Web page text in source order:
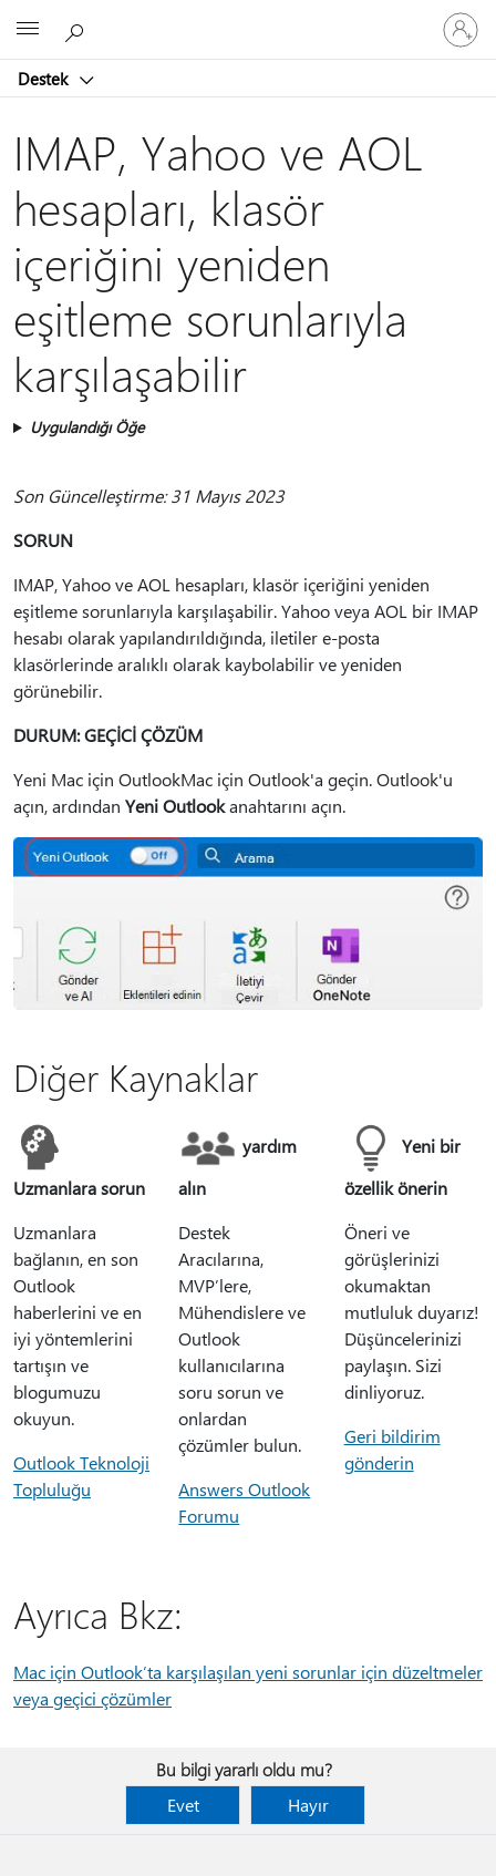
Destek
oturum
açın
IMAP, Yahoo ve AOL
hesapları, klasör
içeriğini yeniden
eşitleme sorunlarıyla
karşılaşabilir
Uygulandığı Öğe
Son Güncelleştirme: 31 Mayıs 2023
SORUN
IMAP, Yahoo ve AOL hesapları, klasör içeriğini yeniden
eşitleme sorunlarıyla karşılaşabilir. Yahoo veya AOL bir IMAP
hesabı olarak yapılandırıldığında, iletiler e-posta
klasörlerinde aralıklı olarak kaybolabilir ve yeniden
görünebilir.
DURUM: GEÇİCİ ÇÖZÜM
Yeni Mac için OutlookMac için Outlook'a geçin. Outlook'u
açın, ardından Yeni Outlookanahtarını açın.
Diğer Kaynaklar
Uzmanlara sorun
Uzmanlara
bağlanın, en son
Outlook
haberlerini ve en
iyi yöntemlerini
tartışın ve
blogumuzu
okuyun.
Outlook Teknoloji
Topluluğu
yardım
alın
Destek
Aracılarına,
MVP’lere,
Mühendislere ve
Outlook
kullanıcılarına
soru sorun ve
onlardan
çözümler bulun.
Answers Outlook
Forumu
Yeni bir
özellik önerin
Öneri ve
görüşlerinizi
okumaktan
mutluluk duyarız!
Düşüncelerinizi
paylaşın. Sizi
dinliyoruz.
Geri bildirim
gönderin
Ayrıca Bkz:
Mac için Outlook’ta karşılaşılan yeni sorunlar için düzeltmeler
veya geçici çözümler
Bu bilgi yararlı oldu mu?
Evet
Hayır